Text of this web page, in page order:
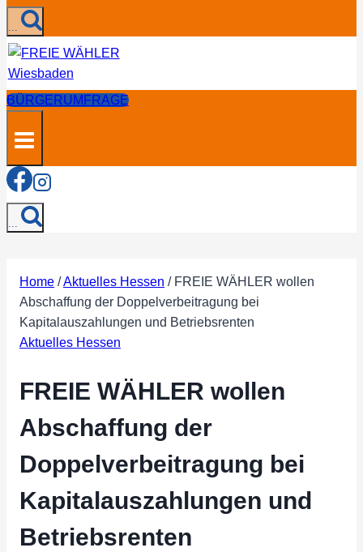
...
BÜRGERUMFRAGE
...
Home /Aktuelles Hessen / FREIE WÄHLER wollen
Abschaffung der Doppelverbeitragung bei
Kapitalauszahlungen und Betriebsrenten
Aktuelles Hessen
FREIE WÄHLER wollen
Abschaffung der
Doppelverbeitragung bei
Kapitalauszahlungen und
Betriebsrenten